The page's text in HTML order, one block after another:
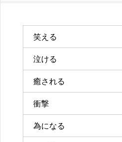
笑える
泣ける
癒される
衝撃
為になる